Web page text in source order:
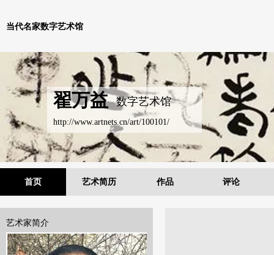
当代名家数字艺术馆
翟万益 数字艺术馆
http://www.artnets.cn/art/100101/
首页 艺术简历 作品 评论
艺术家简介